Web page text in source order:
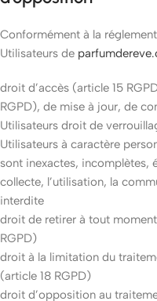
Conformément à la
Utilisateurs de
droit d’accès (article 15
RGPD), de mise à jour, de
Utilisateurs droit de
Utilisateurs à caractère
sont inexactes, incomplètes,
collecte, l’utilisation, la
interdite
droit de retirer à tout
RGPD)
droit à la limitation du
(article 18 RGPD)
droit d’opposition au